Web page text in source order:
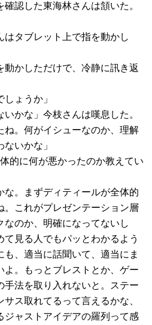
認した東海林さんは頷いた。
タブレット上で指を動かし
かしただけで、冷静に訊き返
ょうか」
かな」今枝さんは嘆息した。
ね。何がイシューなのか、理解
いかな」
的に何が悪かったのか教えてい
。まずディティールが全体的
。これがプレゼンテーション層
なのか、明確になってないし
て見る人でもパッとわかるよう
、適当に話聞いて、適当にま
よ。もっとブレストとか、ゲー
手法を取り入れないと。ステー
ス取れてるって言えるかな、
ジャストアイデアの羅列って感